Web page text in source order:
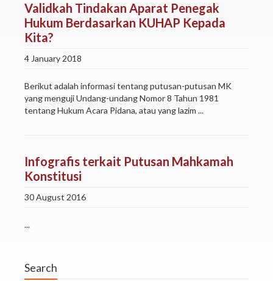
Validkah Tindakan Aparat Penegak
Hukum Berdasarkan KUHAP Kepada
Kita?
4 January 2018
Berikut adalah informasi tentang putusan-putusan MK
yang menguji Undang-undang Nomor 8 Tahun 1981
tentang Hukum Acara Pidana, atau yang lazim ...
Infografis terkait Putusan Mahkamah
Konstitusi
30 August 2016
...
Search